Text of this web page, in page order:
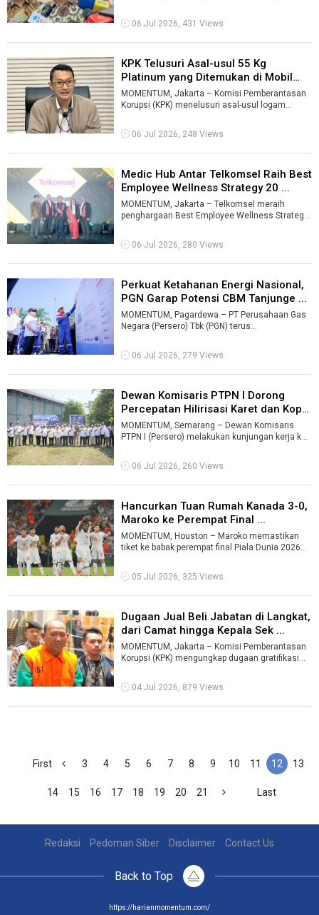
...
06 Jul 2026, 431 Views
KPK Telusuri Asal-usul 55 Kg
Platinum yang Ditemukan di Mobil
Bup ...
MOMENTUM, Jakarta – Komisi Pemberantasan
Korupsi (KPK) menelusuri asal-usul logam
06 Jul 2026, 248 Views
Medic Hub Antar Telkomsel Raih Best
Employee Wellness Strategy 20 ...
MOMENTUM, Jakarta – Telkomsel meraih
penghargaan Best Employee Wellness Strategy
...
06 Jul 2026, 280 Views
Perkuat Ketahanan Energi Nasional,
PGN Garap Potensi CBM Tanjunge ...
MOMENTUM, Pagardewa – PT Perusahaan Gas
Negara (Persero) Tbk (PGN) terus
nonkonvensional s ...
06 Jul 2026, 279 Views
Dewan Komisaris PTPN I Dorong
Percepatan Hilirisasi Karet dan Kop
...
MOMENTUM, Semarang – Dewan Komisaris
PTPN I (Persero) melakukan kunjungan kerja ke
06 Jul 2026, 260 Views
Hancurkan Tuan Rumah Kanada 3-0,
Maroko ke Perempat Final ...
MOMENTUM, Houston – Maroko memastikan
tiket ke babak perempat final Piala Dunia 2026
05 Jul 2026, 325 Views
Dugaan Jual Beli Jabatan di Langkat,
dari Camat hingga Kepala Sek ...
MOMENTUM, Jakarta – Komisi Pemberantasan
Korupsi (KPK) mengungkap dugaan gratifikasi
04 Jul 2026, 879 Views
First 3 4 5 6 7 8 9 10 11 12 13
14 15 16 17 18 19 20 21 Last
Redaksi Pedoman Siber Disclaimer Contact Us
Back to Top
https://harianmomentum.com/